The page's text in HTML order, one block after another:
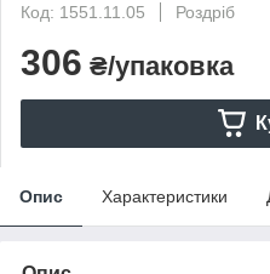
Код: 1551.11.05
Роздріб
306 ₴/упаковка
Опис Характеристики